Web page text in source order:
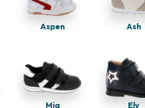
Aspen Ash
Mia Ely